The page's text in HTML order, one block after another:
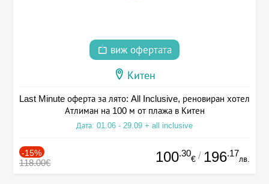
виж офертата
Китен
Last Minute оферта за лято: All Inclusive, реновиран хотел
Атлиман на 100 м от плажа в Китен
Дата: 01.06 - 29.09 + all inclusive
-15%
118.00€ 100.30
€ / 196.17
лв.